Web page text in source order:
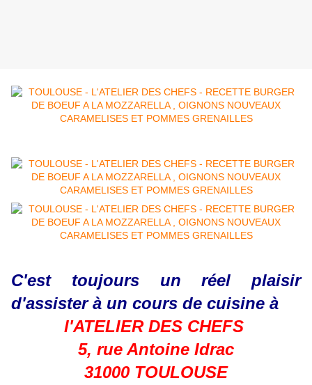
C'est toujours un réel plaisir
d'assister à un cours de cuisine à
l'ATELIER DES CHEFS
5, rue Antoine Idrac
31000 TOULOUSE